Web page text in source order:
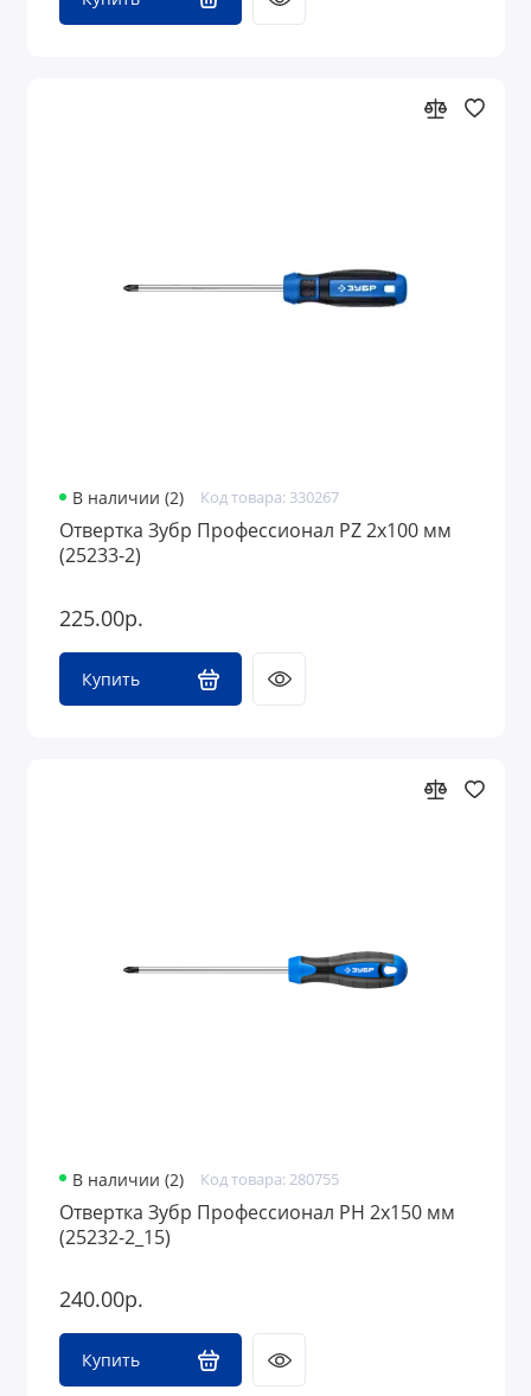
В наличии (2) Код товара: 330267
Отвертка Зубр Профессионал PZ 2х100 мм
(25233-2)
225.00р.
Купить
В наличии (2) Код товара: 280755
Отвертка Зубр Профессионал PH 2х150 мм
(25232-2_15)
240.00р.
Купить